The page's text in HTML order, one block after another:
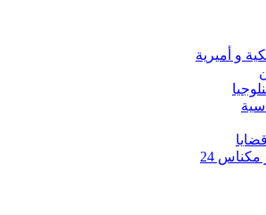
و أميرية
مكناس 24